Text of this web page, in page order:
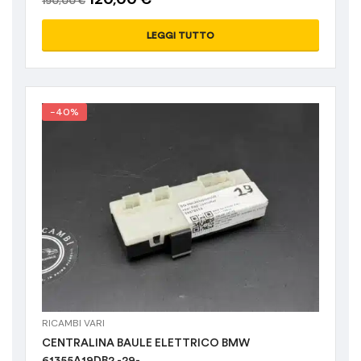
LEGGI TUTTO
-40%
RICAMBI VARI
CENTRALINA BAULE ELETTRICO BMW